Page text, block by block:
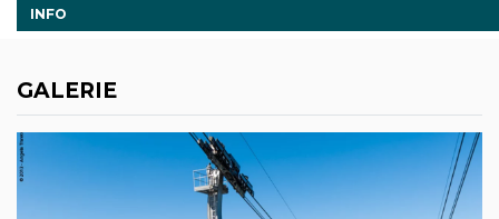
INFO
GALERIE